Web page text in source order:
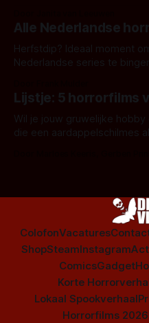
Alle Nederlandse
Herfstdip? Ideaal moment
Nederlandse series te bingen! Bij nederhorror denk
Amsterdamned of The
is niet beperkt tot films. Hier
Lijstje: 5 horrorfilms
Wil je jouw gruwelijke
die een aardappelschilmes
ColofonVacatures
ShopSteamInstagram
ComicsGadget
Korte
Lokaal Spookverhaal
Horrorfilms 2026